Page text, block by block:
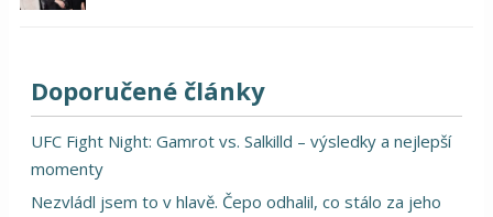
Doporučené články
UFC Fight Night: Gamrot vs. Salkilld – výsledky a nejlepší
momenty
Nezvládl jsem to v hlavě. Čepo odhalil, co stálo za jeho